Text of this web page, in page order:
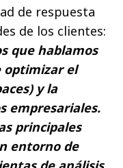
de respuesta
de los clientes:
que hablamos
optimizar el
y la
empresariales.
principales
entorno de